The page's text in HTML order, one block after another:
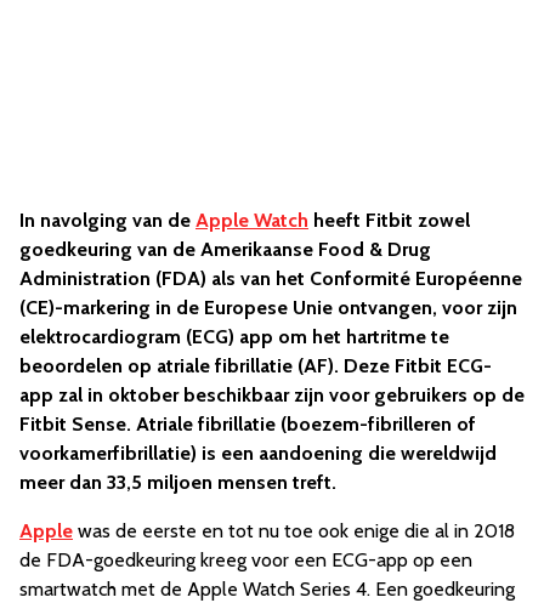
In navolging van de Apple Watch heeft Fitbit zowel
goedkeuring van de Amerikaanse Food & Drug
Administration (FDA) als van het Conformité Européenne
(CE)-markering in de Europese Unie ontvangen, voor zijn
elektrocardiogram (ECG) app om het hartritme te
beoordelen op atriale fibrillatie (AF). Deze Fitbit ECG-
app zal in oktober beschikbaar zijn voor gebruikers op de
Fitbit Sense. Atriale fibrillatie (boezem-fibrilleren of
voorkamerfibrillatie) is een aandoening die wereldwijd
meer dan 33,5 miljoen mensen treft.
Apple was de eerste en tot nu toe ook enige die al in 2018
de FDA-goedkeuring kreeg voor een ECG-app op een
smartwatch met de Apple Watch Series 4. Een goedkeuring